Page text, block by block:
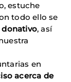
estuche
todo ello se
donativo, así
en
acerca de